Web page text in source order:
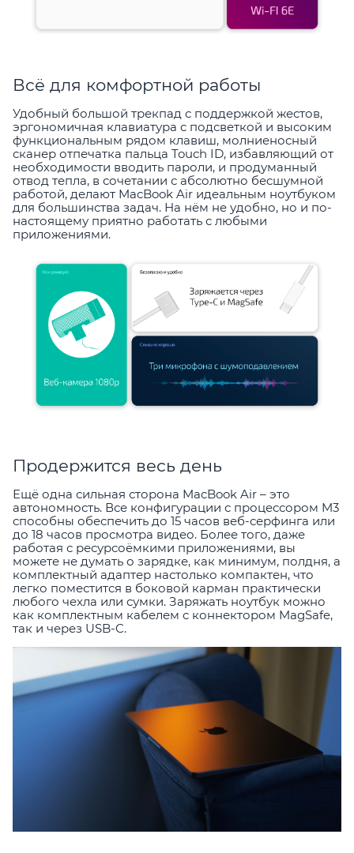
Всё для комфортной работы
Удобный большой трекпад с поддержкой жестов,
эргономичная клавиатура с подсветкой и высоким
функциональным рядом клавиш, молниеносный
сканер отпечатка пальца Touch ID, избавляющий от
необходимости вводить пароли, и продуманный
отвод тепла, в сочетании с абсолютно бесшумной
работой, делают MacBook Air идеальным ноутбуком
для большинства задач. На нём не удобно, но и по-
настоящему приятно работать с любыми
приложениями.
Продержится весь день
Ещё одна сильная сторона MacBook Air – это
автономность. Все конфигурации с процессором M3
способны обеспечить до 15 часов веб-серфинга или
до 18 часов просмотра видео. Более того, даже
работая с ресурсоёмкими приложениями, вы
можете не думать о зарядке, как минимум, полдня, а
комплектный адаптер настолько компактен, что
легко поместится в боковой карман практически
любого чехла или сумки. Заряжать ноутбук можно
как комплектным кабелем с коннектором MagSafe,
так и через USB-C.